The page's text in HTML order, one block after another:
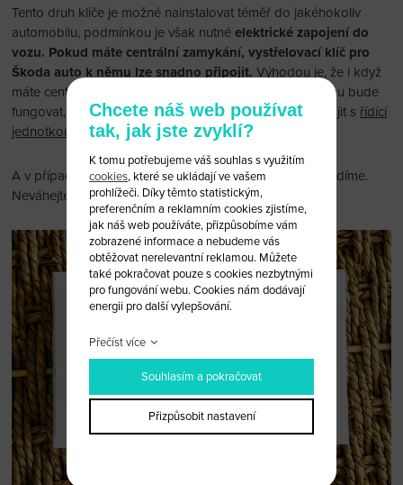
Tento druh klíče je možné nainstalovat téměř do jakéhokoliv
automobilu, podmínkou je však nutnéelektrické zapojení do
vozu. Pokud máte centrální zamykání, vystřelovací klíč pro
Škoda auto k němu lze snadno připojit. Výhodou je, že i když
máte centrální zamykání na dálkové ovládání, klíč k němu bude
fungovat, i když je nefunkční. I tak je ale nutné ho propojit s řídící
jednotkou
A v případě, že máte starší model? I s tím vám rádi poradíme.
Neváhejte náskontaktovat.
Chcete náš web používat
tak, jak jste zvyklí?
K tomu potřebujeme váš souhlas s využitím
cookies, které se ukládají ve vašem
prohlížeči. Díky těmto statistickým,
preferenčním a reklamním cookies zjistíme,
jak náš web používáte, přizpůsobíme vám
zobrazené informace a nebudeme vás
obtěžovat nerelevantní reklamou. Můžete
také pokračovat pouze s cookies nezbytnými
pro fungování webu. Cookies nám dodávají
energii pro další vylepšování.
Přečíst více
Souhlasím a pokračovat
Přizpůsobit nastavení